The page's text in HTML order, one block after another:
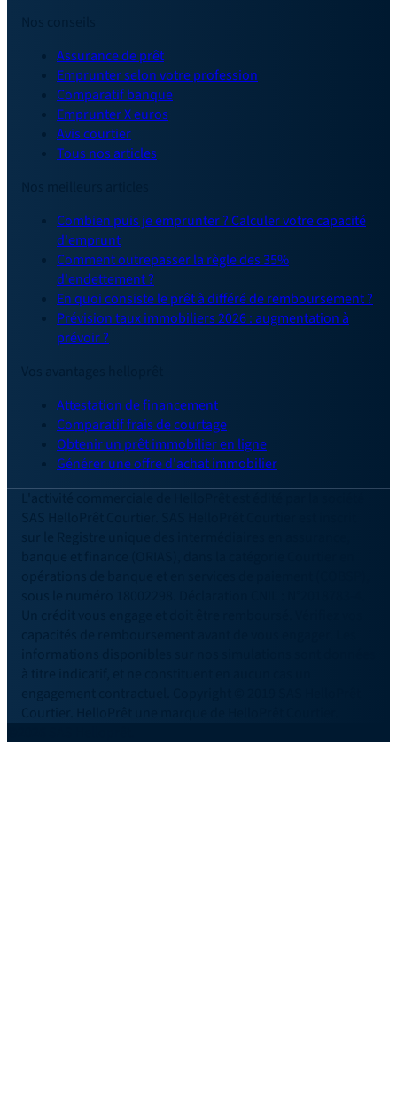
Assurance de prêt
Emprunter selon votre profession
Comparatif banque
Emprunter X euros
Avis courtier
Tous nos articles
Combien puis je emprunter ? Calculer votre capacité
d'emprunt
Comment outrepasser la règle des 35%
d'endettement ?
En quoi consiste le prêt à différé de remboursement ?
Prévision taux immobiliers 2026 : augmentation à
prévoir ?
Attestation de financement
Comparatif frais de courtage
Obtenir un prêt immobilier en ligne
Générer une offre d'achat immobilier